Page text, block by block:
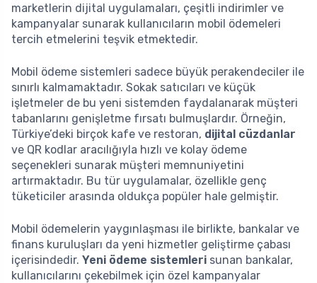
marketlerin dijital uygulamaları, çeşitli indirimler ve
kampanyalar sunarak kullanıcıların mobil ödemeleri
tercih etmelerini teşvik etmektedir.
Mobil ödeme sistemleri sadece büyük perakendeciler ile
sınırlı kalmamaktadır. Sokak satıcıları ve küçük
işletmeler de bu yeni sistemden faydalanarak müşteri
tabanlarını genişletme fırsatı bulmuşlardır. Örneğin,
Türkiye’deki birçok kafe ve restoran, dijital cüzdanlar
ve QR kodlar aracılığıyla hızlı ve kolay ödeme
seçenekleri sunarak müşteri memnuniyetini
artırmaktadır. Bu tür uygulamalar, özellikle genç
tüketiciler arasında oldukça popüler hale gelmiştir.
Mobil ödemelerin yaygınlaşması ile birlikte, bankalar ve
finans kuruluşları da yeni hizmetler geliştirme çabası
içerisindedir. Yeni ödeme sistemleri sunan bankalar,
kullanıcılarını çekebilmek için özel kampanyalar